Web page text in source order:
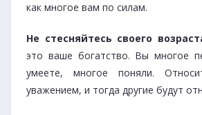
как многое вам по силам.
Не стесняйтесь своего
это ваше богатство. Вы многое
умеете, многое поняли.
уважением, и тогда другие будут